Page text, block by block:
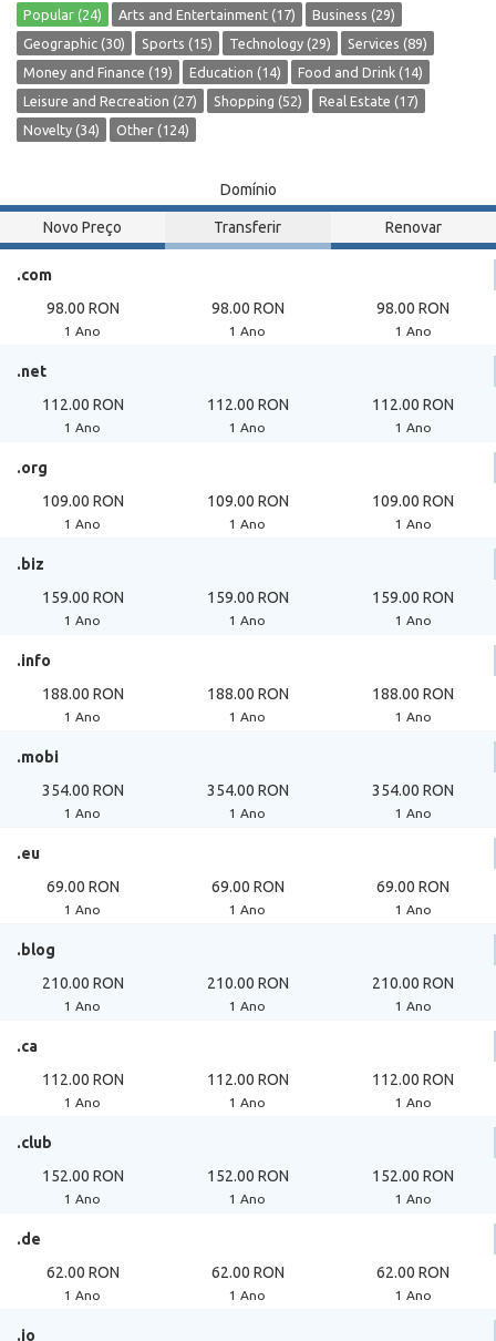
Popular (24) Arts and Entertainment (17)
Business (29)
Geographic (30)
Sports (15) Technology (29)
Services (89)
Money and Finance (19)
Education (14)
Food and Drink (14)
Leisure and Recreation (27)
Shopping (52)
Real Estate (17)
Novelty (34)
Other (124)
Domínio
Novo Preço Transferir Renovar
.com
98.00 RON
1 Ano
98.00 RON
1 Ano
98.00 RON
1 Ano
.net
112.00 RON
1 Ano
112.00 RON
1 Ano
112.00 RON
1 Ano
.org
109.00 RON
1 Ano
109.00 RON
1 Ano
109.00 RON
1 Ano
.biz
159.00 RON
1 Ano
159.00 RON
1 Ano
159.00 RON
1 Ano
.info
188.00 RON
1 Ano
188.00 RON
1 Ano
188.00 RON
1 Ano
.mobi
354.00 RON
1 Ano
354.00 RON
1 Ano
354.00 RON
1 Ano
.eu
69.00 RON
1 Ano
69.00 RON
1 Ano
69.00 RON
1 Ano
.blog
210.00 RON
1 Ano
210.00 RON
1 Ano
210.00 RON
1 Ano
.ca
112.00 RON
1 Ano
112.00 RON
1 Ano
112.00 RON
1 Ano
.club
152.00 RON
1 Ano
152.00 RON
1 Ano
152.00 RON
1 Ano
.de
62.00 RON
1 Ano
62.00 RON
1 Ano
62.00 RON
1 Ano
.io